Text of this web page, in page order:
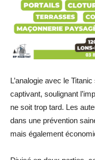
L’analogie avec le
captivant, soulignant
ne soit trop tard. Les
dans une prévention
mais également